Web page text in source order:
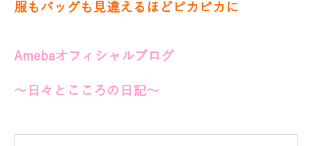
服もバッグも見違えるほどピカピカに
Amebaオフィシャルブログ
～日々とこころの日記～